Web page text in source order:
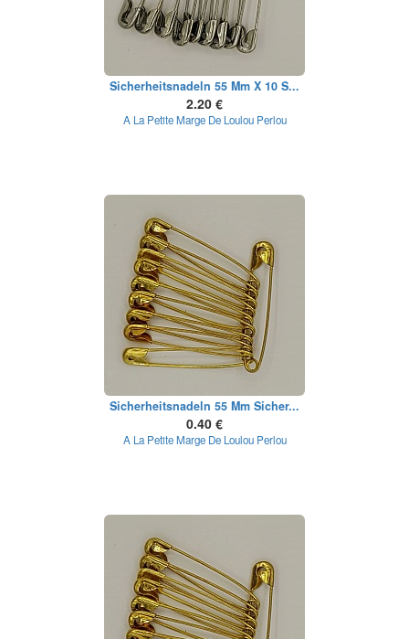
Sicherheitsnadeln 55 Mm X 10 S...
2.20 €
A La Petite Marge De Loulou Perlou
Sicherheitsnadeln 55 Mm Sicher...
0.40 €
A La Petite Marge De Loulou Perlou